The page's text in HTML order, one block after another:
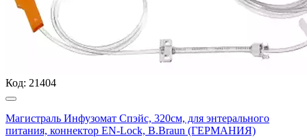
Код: 21404
Магистраль Инфузомат Спэйс, 320см, для энтерального
питания, коннектор EN-Lock, B.Braun (ГЕРМАНИЯ)